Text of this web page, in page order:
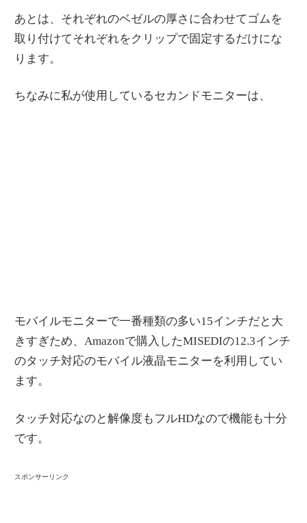
あとは、それぞれのベゼルの厚さに合わせてゴムを
取り付けてそれぞれをクリップで固定するだけにな
ります。
ちなみに私が使用しているセカンドモニターは、
モバイルモニターで一番種類の多い15インチだと大
きすぎため、Amazonで購入したMISEDIの12.3インチ
のタッチ対応のモバイル液晶モニターを利用してい
ます。
タッチ対応なのと解像度もフルHDなので機能も十分
です。
スポンサーリンク